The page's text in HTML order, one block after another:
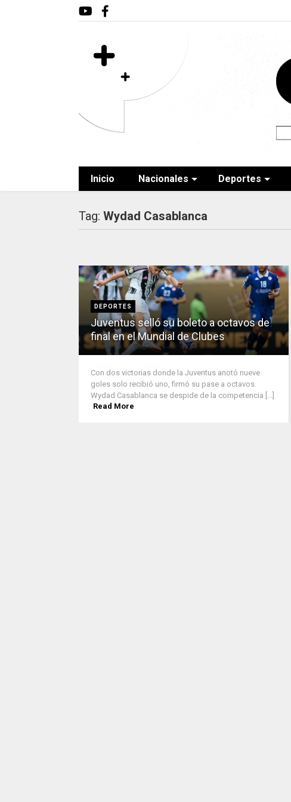
Inicio Nacionales Deportes
Tag: Wydad Casablanca
DEPORTES
Juventus selló su boleto a octavos de
final en el Mundial de Clubes
Con dos victorias donde la Juventus anotó nueve
goles solo recibió uno, firmó su pase a octavos.
Wydad Casablanca se despide de la competencia [...]
Read More